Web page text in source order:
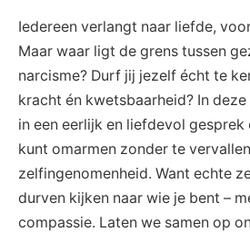
Iedereen​ verlangt naar ⁢liefde,
Maar waar ligt de grens tussen
narcisme? Durf jij jezelf écht ‍te
⁣kracht én kwetsbaarheid? In
in een eerlijk en liefdevol
kunt omarmen zonder te
zelfingenomenheid. Want echte
durven kijken naar⁢ wie je bent –
compassie. ​Laten we samen op